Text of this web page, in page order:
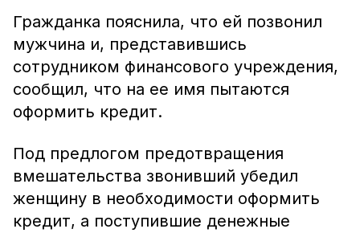
Гражданка пояснила, что ей позвонил
мужчина и, представившись
сотрудником финансового учреждения,
сообщил, что на ее имя пытаются
оформить кредит.
Под предлогом предотвращения
вмешательства звонивший убедил
женщину в необходимости оформить
кредит, а поступившие денежные